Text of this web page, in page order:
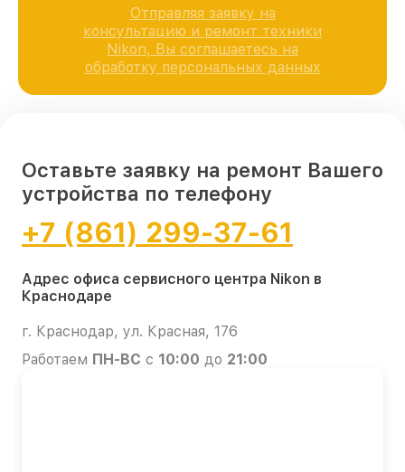
Отправляя заявку на
консультацию и ремонт техники
Nikon, Вы соглашаетесь на
обработку персональных данных
Оставьте заявку на ремонт Вашего
устройства по телефону
+7 (861) 299-37-61
Адрес офиса сервисного центра Nikon в
Краснодаре
г. Краснодар, ул. Красная, 176
Работаем ПН-ВС с 10:00 до 21:00